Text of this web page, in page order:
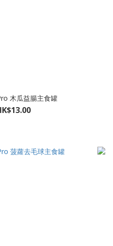
木瓜益腸主食罐